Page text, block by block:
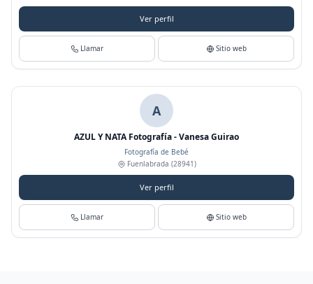
Ver perfil
Llamar Sitio web
A
AZUL Y NATA Fotografía - Vanesa Guirao
Fotografía de Bebé
Fuenlabrada (28941)
Ver perfil
Llamar Sitio web